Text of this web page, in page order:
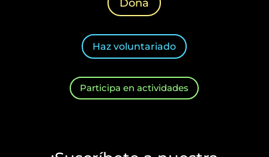
Dona
Haz voluntariado
Participa en actividades